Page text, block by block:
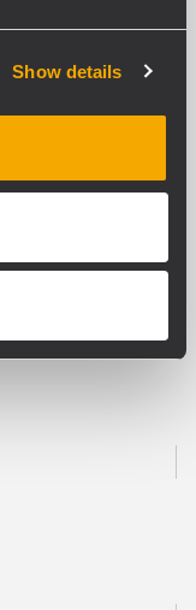
Show details